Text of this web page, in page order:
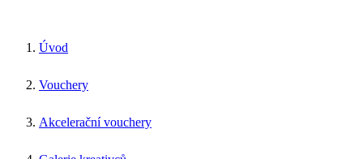
Úvod
Vouchery
Akcelerační vouchery